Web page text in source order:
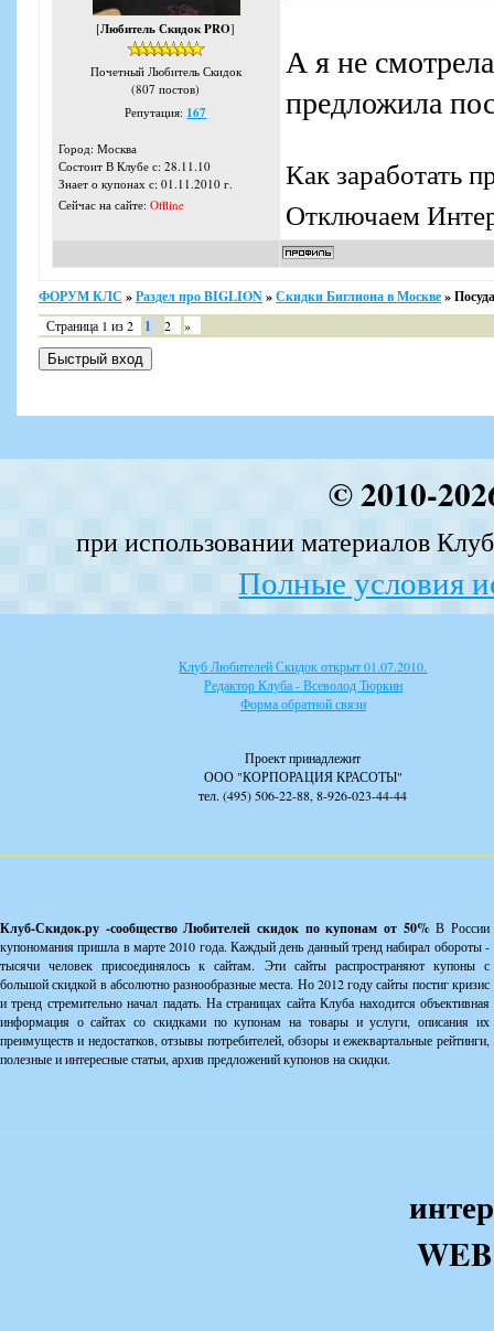
[Любитель Скидок PRO]
Почетный Любитель Скидок
(807 постов)
Репутация: 167
Город: Москва
Состоит В Клубе с: 28.11.10
Знает о купонах с: 01.11.2010 г.
Сейчас на сайте: Offline
А я не
предложила
Как заработать
Отключаем
ФОРУМ КЛС »Раздел про BIGLION»Скидки Биглиона в Москве»
Страница 1 из2 1 2 »
© 2010-
при использовании материалов
Полные условия
Клуб Любителей Скидок открыт 01.07.2010.
Редактор Клуба - Всеволод Тюркин
Форма обратной связи
Проект принадлежит
ООО "КОРПОРАЦИЯ КРАСОТЫ"
тел. (495) 506-22-88, 8-926-023-44-44
Клуб-Скидок.ру -сообщество Любителей скидок по купонам от 50%В России
купономания пришла в марте 2010 года. Каждый день данный тренд набирал обороты -
тысячи человек присоединялось к сайтам. Эти сайты распространяют купоны с
большой скидкой в абсолютно разнообразные места. Но 2012 году сайты постиг кризис
и тренд стремительно начал падать. На страницах сайта Клуба находится объективная
информация о сайтах со скидками по купонам на товары и услуги, описания их
преимуществ и недостатков, отзывы потребителей, обзоры и ежеквартальные рейтинги,
полезные и интересные статьи, архив предложений купонов на скидки.